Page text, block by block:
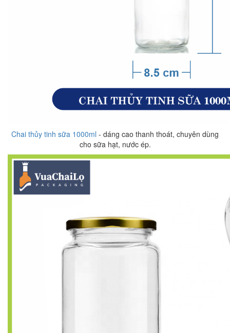
Chai thủy tinh sữa 1000ml - dáng cao thanh thoát, chuyên dùng
cho sữa hạt, nước ép.